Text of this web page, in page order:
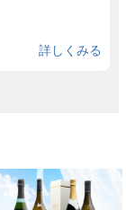
詳しくみる